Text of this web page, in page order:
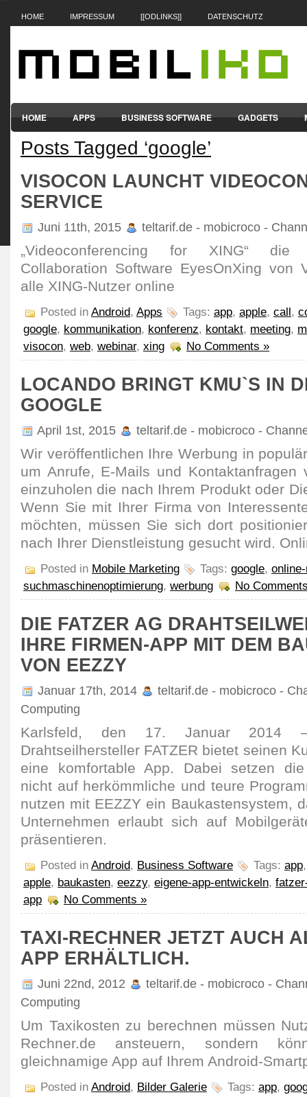
HOME IMPRESSUM [[ODLINKS]] DATENSCHUTZ
HOME APPS BUSINESS SOFTWARE GADGETS
SMARTPHONES & HANDYS TABLET-PCS
Posts Tagged ‘google’
VISOCON LAUNCHT
SERVICE
Juni 11th, 2015 teltarif.de - mobicroco -
„Videoconferencing for XING“ die
Collaboration Software EyesOnXing von
alle XING-Nutzer online
Posted in Android, Apps Tags: app, apple, call,
google, kommunikation, konferenz, kontakt, meeting,
visocon, web, webinar, xing No Comments »
LOCANDO BRINGT KMU`S IN
GOOGLE
April 1st, 2015 teltarif.de - mobicroco -
Wir veröffentlichen Ihre Werbung in
um Anrufe, E-Mails und Kontaktanfragen
einzuholen die nach Ihrem Produkt oder
Wenn Sie mit Ihrer Firma von
möchten, müssen Sie sich dort
nach Ihrer Dienstleistung gesucht wird.
Posted in Mobile Marketing Tags: google,
suchmaschinenoptimierung, werbung No
DIE FATZER AG
IHRE FIRMEN-APP MIT DEM
VON EEZZY
Januar 17th, 2014
teltarif.de - mobicroco -
Computing
Karlsfeld, den 17. Januar 2014
Drahtseilhersteller FATZER bietet seinen
eine komfortable App. Dabei setzen die
nicht auf herkömmliche und teure
nutzen mit EEZZY ein Baukastensystem,
Unternehmen erlaubt sich auf
präsentieren.
Posted in Android, Business Software Tags: app
apple, baukasten, eezzy, eigene-app-entwickeln,
app
No Comments »
TAXI-RECHNER JETZT AUCH
APP ERHÄLTLICH.
Juni 22nd, 2012
teltarif.de - mobicroco -
Computing
Um Taxikosten zu berechnen müssen
Rechner.de ansteuern, sondern
gleichnamige App auf Ihrem Android-
Posted in Android, Bilder Galerie Tags: app,